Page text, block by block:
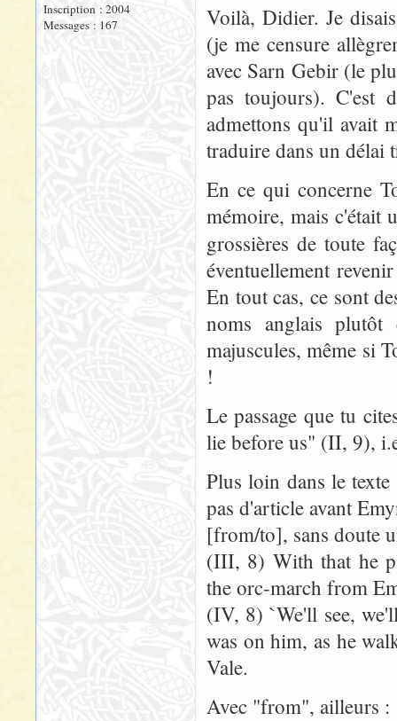
Inscription : 2004
Messages : 167
Voilà, Didier. Je
(je me censure
avec Sarn Gebir (le
pas toujours). C'est
admettons qu'il avait
traduire dans un délai
En ce qui concerne
mémoire, mais c'était
grossières de toute
éventuellement
En tout cas, ce sont
noms anglais
majuscules, même si
!
Le passage que tu
lie before us" (II, 9),
Plus loin dans le
pas d'article avant
[from/to], sans doute
(III, 8) With that he
the orc-march from
(IV, 8) `We'll see,
was on him, as he
Vale.
Avec "from", ailleurs :